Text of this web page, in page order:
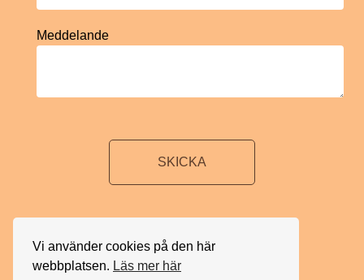
Vi använder cookies på den här
webbplatsen. Läs mer här
Meddelande
SKICKA